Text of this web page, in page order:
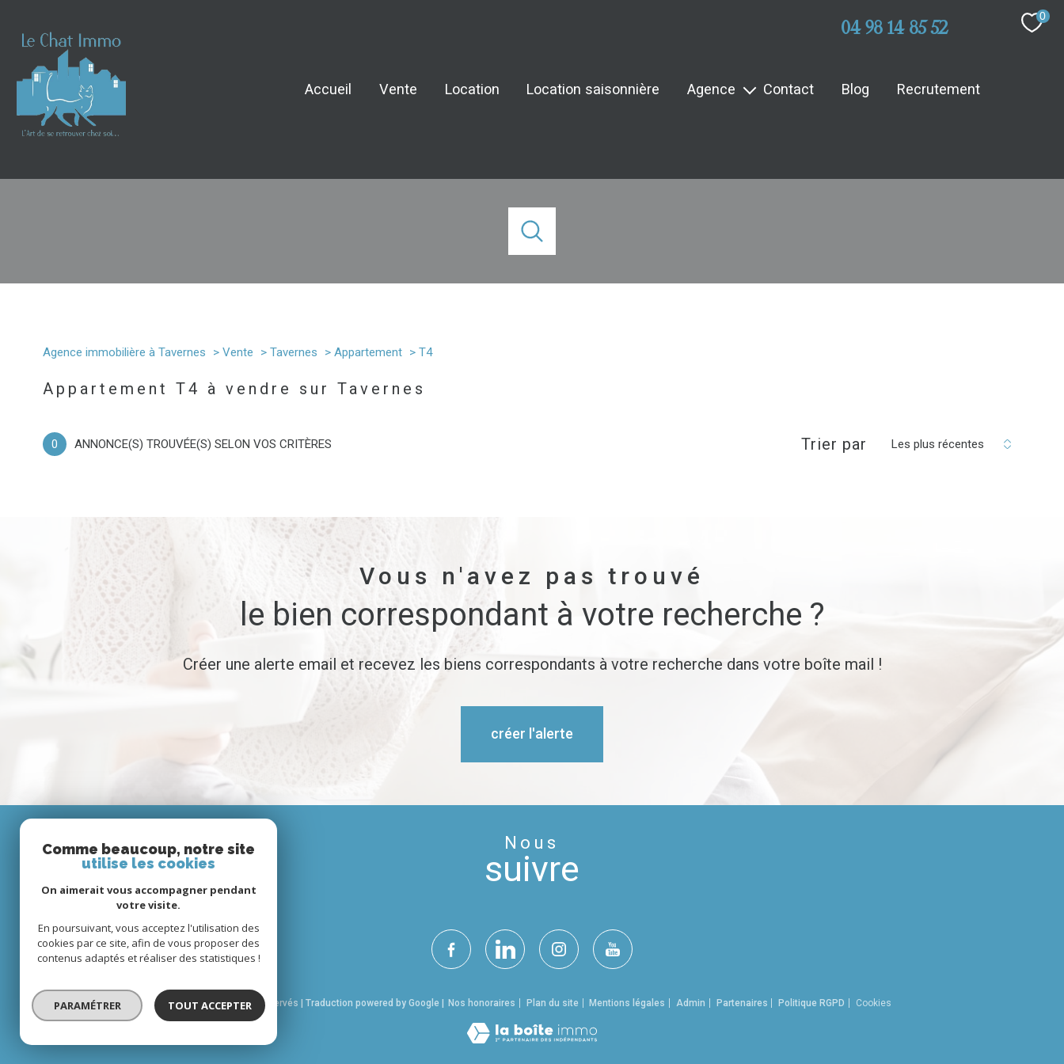
04 98 14 85 52
0
Accueil Vente Location Location saisonnière Agence Contact Blog Recrutement
Agence immobilière à Tavernes Vente Tavernes Appartement T4
Appartement T4 à vendre sur Tavernes
0 ANNONCE(S) TROUVÉE(S) SELON VOS CRITÈRES Trier par Les plus récentes
Vous n'avez pas trouvé
le bien correspondant à votre recherche ?
Créer une alerte email et recevez les biens correspondants à votre recherche dans votre boîte mail !
créer l'alerte
Nous
suivre
© 2026 | Tous droits réservés | Traduction powered by Google | Nos honoraires Plan du site Mentions légales Admin Partenaires Politique RGPD Cookies
Comme beaucoup, notre site
utilise les cookies
On aimerait vous accompagner pendant
votre visite.
En poursuivant, vous acceptez l'utilisation des
cookies par ce site, afin de vous proposer des
contenus adaptés et réaliser des statistiques !
PARAMÉTRER TOUT ACCEPTER